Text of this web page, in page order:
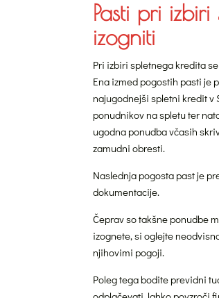
Pasti pri
izogniti
Pri izbiri spletnega kredita
Ena izmed pogostih pasti je
najugodnejši spletni kredit v
ponudnikov na spletu ter
ugodna ponudba včasih
zamudni obresti.
Naslednja pogosta past je
dokumentacije.
Čeprav so takšne ponudbe
izognete, si oglejte
njihovimi pogoji.
Poleg tega bodite previdni